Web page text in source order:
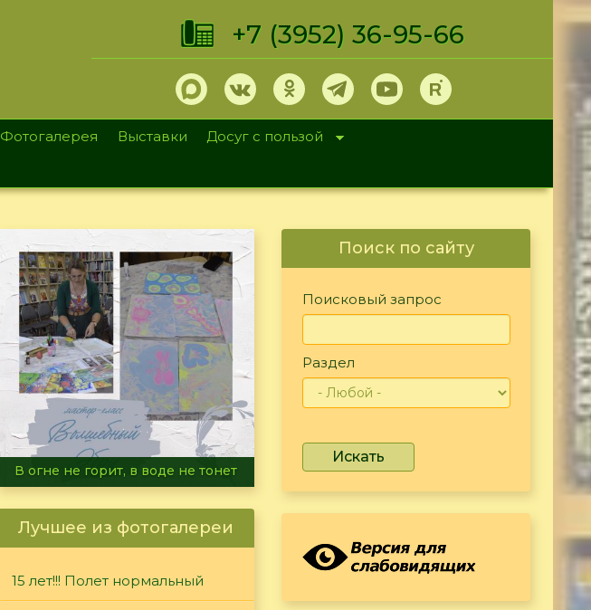
+7 (3952) 36-95-66
Фотогалерея Выставки
Досуг с пользой
Летние турниры Warhammer
Лучшее из фотогалереи
15 лет!!! Полет нормальный
Поиск по сайту
Поисковый запрос
Раздел
Искать